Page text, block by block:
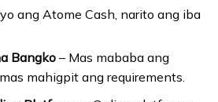
ang Atome Cash, narito ang iba
Bangko– Mas mababa ang
mahigpit ang requirements.